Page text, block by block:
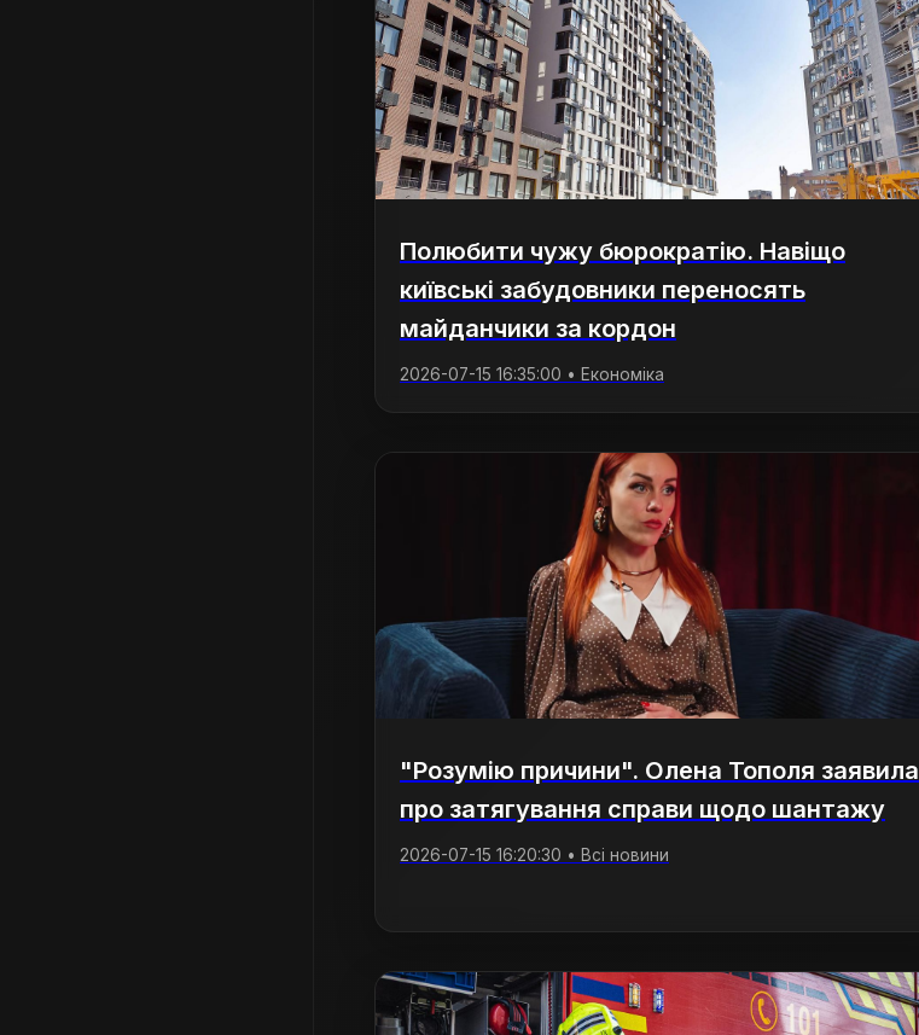
Полюбити чужу бюрократію. Навіщо
київські забудовники переносять
майданчики за кордон
2026-07-15 16:35:00 • Економіка
"Розумію причини". Олена Тополя заявила
про затягування справи щодо шантажу
2026-07-15 16:20:30 • Всі новини